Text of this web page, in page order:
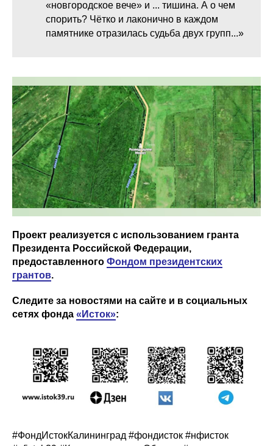
«новгородское вече» и ... тишина. А о чем
спорить? Чётко и лаконично в каждом
памятнике отразилась судьба двух групп...»
Проект реализуется с использованием гранта
Президента Российской Федерации,
предоставленного Фондом президентских
грантов.
Следите за новостями на сайте и в социальных
сетях фонда «Исток»:
#ФондИстокКалининград #фондисток #нфисток